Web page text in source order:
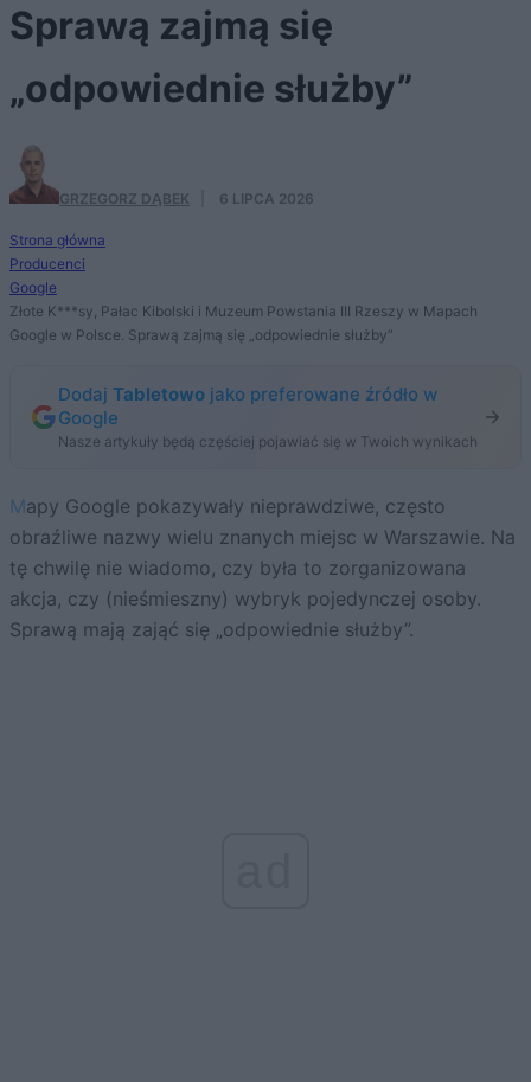
Sprawą zajmą się
„odpowiednie służby”
GRZEGORZ DĄBEK 6 LIPCA 2026
Strona główna
Producenci
Google
Złote K***sy, Pałac Kibolski i Muzeum Powstania III Rzeszy w Mapach
Google w Polsce. Sprawą zajmą się „odpowiednie służby”
Dodaj Tabletowo jako preferowane źródło w
Google
Nasze artykuły będą częściej pojawiać się w Twoich wynikach
Mapy Google pokazywały nieprawdziwe, często
obraźliwe nazwy wielu znanych miejsc w Warszawie. Na
tę chwilę nie wiadomo, czy była to zorganizowana
akcja, czy (nieśmieszny) wybryk pojedynczej osoby.
Sprawą mają zająć się „odpowiednie służby”.